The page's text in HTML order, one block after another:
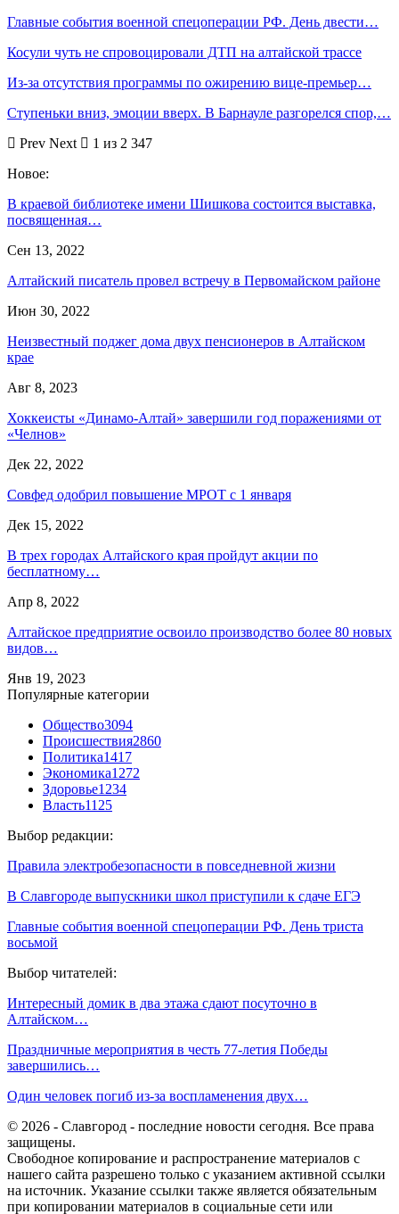
Главные события военной спецоперации РФ. День двести…
Косули чуть не спровоцировали ДТП на алтайской трассе
Из-за отсутствия программы по ожирению вице-премьер…
Ступеньки вниз, эмоции вверх. В Барнауле разгорелся спор,…
Prev Next
1 из 2 347
Новое:
В краевой библиотеке имени Шишкова состоится выставка,
посвященная…
Сен 13, 2022
Алтайский писатель провел встречу в Первомайском районе
Июн 30, 2022
Неизвестный поджег дома двух пенсионеров в Алтайском
крае
Авг 8, 2023
Хоккеисты «Динамо-Алтай» завершили год поражениями от
«Челнов»
Дек 22, 2022
Совфед одобрил повышение МРОТ с 1 января
Дек 15, 2022
В трех городах Алтайского края пройдут акции по
бесплатному…
Апр 8, 2022
Алтайское предприятие освоило производство более 80 новых
видов…
Янв 19, 2023
Популярные категории
Общество3094
Происшествия2860
Политика1417
Экономика1272
Здоровье1234
Власть1125
Выбор редакции:
Правила электробезопасности в повседневной жизни
В Славгороде выпускники школ приступили к сдаче ЕГЭ
Главные события военной спецоперации РФ. День триста
восьмой
Выбор читателей:
Интересный домик в два этажа сдают посуточно в
Алтайском…
Праздничные мероприятия в честь 77-летия Победы
завершились…
Один человек погиб из-за воспламенения двух…
© 2026 - Славгород - последние новости сегодня. Все права
защищены.
Свободное копирование и распространение материалов с
нашего сайта разрешено только с указанием активной ссылки
на источник. Указание ссылки также является обязательным
при копировании материалов в социальные сети или